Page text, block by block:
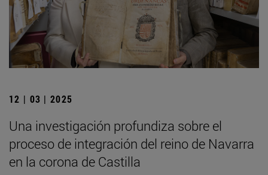
12 | 03 | 2025
Una investigación profundiza sobre el
proceso de integración del reino de Navarra
en la corona de Castilla